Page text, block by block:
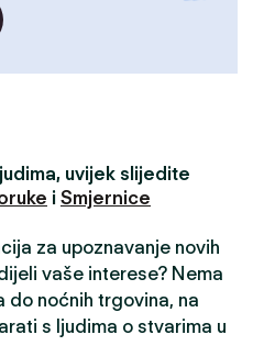
uvijek slijedite
i Smjernice
za upoznavanje novih
vaše interese? Nema
do noćnih trgovina, na
s ljudima o stvarima u